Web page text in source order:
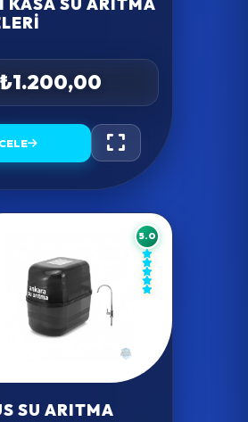
KASA SU ARITMA
₺1.200,00
5.0
SU ARITMA